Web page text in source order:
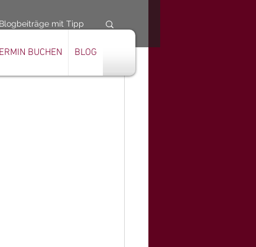
BUCHEN BLOG
Blogbeiträge mit Tipp